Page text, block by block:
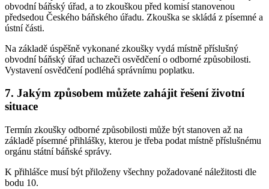
obvodní báňský úřad, a to zkouškou před komisí stanovenou
předsedou Českého báňského úřadu. Zkouška se skládá z písemné a
ústní části.
Na základě úspěšně vykonané zkoušky vydá místně příslušný
obvodní báňský úřad uchazeči osvědčení o odborné způsobilosti.
Vystavení osvědčení podléhá správnímu poplatku.
7. Jakým způsobem můžete zahájit řešení životní
situace
Termín zkoušky odborné způsobilosti může být stanoven až na
základě písemné přihlášky, kterou je třeba podat místně příslušnému
orgánu státní báňské správy.
K přihlášce musí být přiloženy všechny požadované náležitosti dle
bodu 10.